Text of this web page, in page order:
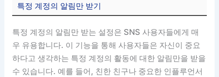
특정 계정의 알림만 받기
특정 계정의 알림만 받는 설정은 SNS 사용자들에게 매
우 유용합니다. 이 기능을 통해 사용자들은 자신이 중요
하다고 생각하는 특정 계정의 활동에 대한 알림만을 받을
수 있습니다. 예를 들어, 친한 친구나 중요한 인플루언서